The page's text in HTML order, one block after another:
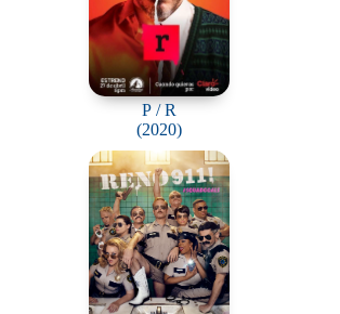
Р / R
(2020)